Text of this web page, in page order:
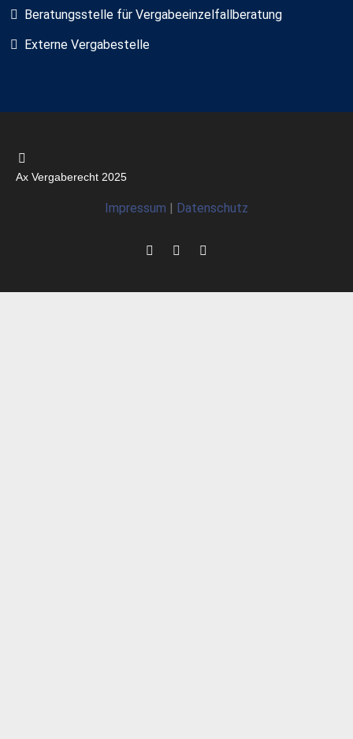
Beratungsstelle für Vergabeeinzelfallberatung
Externe Vergabestelle
Ax Vergaberecht 2025
Impressum Datenschutz